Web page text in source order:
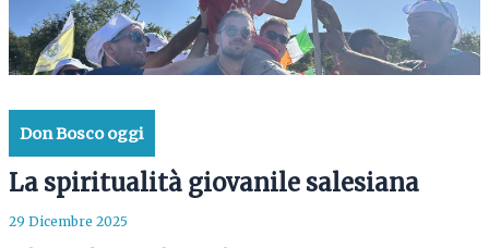
Don Bosco oggi
La spiritualità giovanile salesiana
29 Dicembre 2025